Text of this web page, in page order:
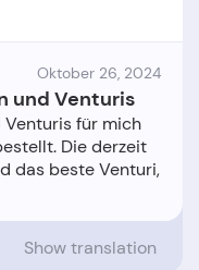
Oktober 26, 2024
und Venturis
Venturis für mich
Die derzeit
das beste Venturi,
Show translation